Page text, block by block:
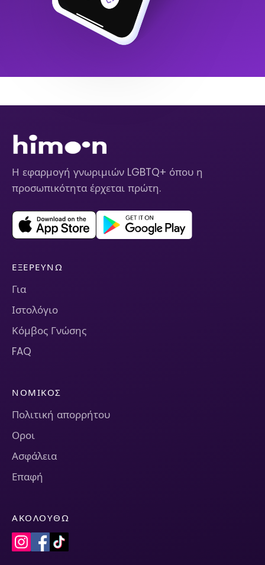
Η εφαρμογή γνωριμιών LGBTQ+ όπου η
προσωπικότητα έρχεται πρώτη.
ΕΞΕΡΕΥΝΏ
Για
Ιστολόγιο
Κόμβος Γνώσης
FAQ
ΝΟΜΙΚΌΣ
Πολιτική απορρήτου
Οροι
Ασφάλεια
Επαφή
ΑΚΟΛΟΥΘΏ